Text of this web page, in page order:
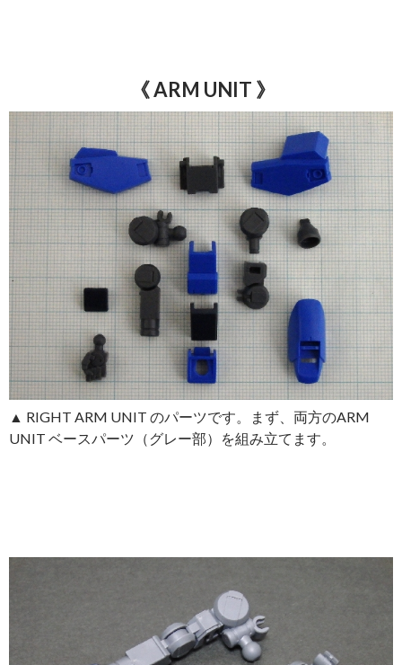
《 ARM UNIT 》
▲ RIGHT ARM UNIT のパーツです。まず、両方のARM
UNIT ベースパーツ（グレー部）を組み立てます。